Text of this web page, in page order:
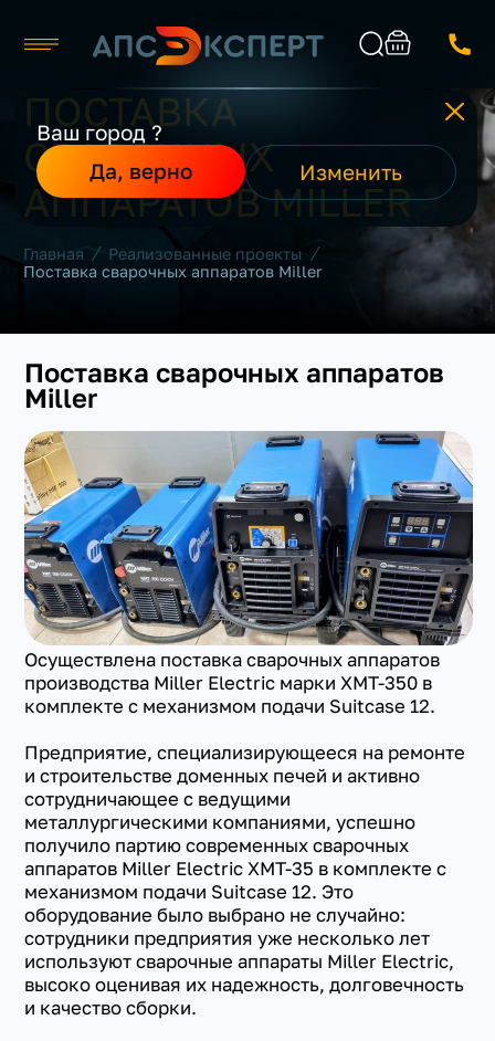
Ваш город ?
Да, верно
Изменить
Москва
Каталог
О компании
Производители
Реализованные проекты
Контакты
+7(351) 223-98-74
заказать звонок
ПОСТАВКА
СВАРОЧНЫХ
АППАРАТОВ MILLER
Главная / Реализованные проекты /
Поставка сварочных аппаратов Miller
Поставка сварочных аппаратов
Miller
Осуществлена поставка сварочных аппаратов
производства Miller Electric марки XMT-350 в
комплекте с механизмом подачи Suitcase 12.
Предприятие, специализирующееся на ремонте
и строительстве доменных печей и активно
сотрудничающее с ведущими
металлургическими компаниями, успешно
получило партию современных сварочных
аппаратов Miller Electric XMT-35 в комплекте с
механизмом подачи Suitcase 12. Это
оборудование было выбрано не случайно:
сотрудники предприятия уже несколько лет
используют сварочные аппараты Miller Electric,
высоко оценивая их надежность, долговечность
и качество сборки.
Найти